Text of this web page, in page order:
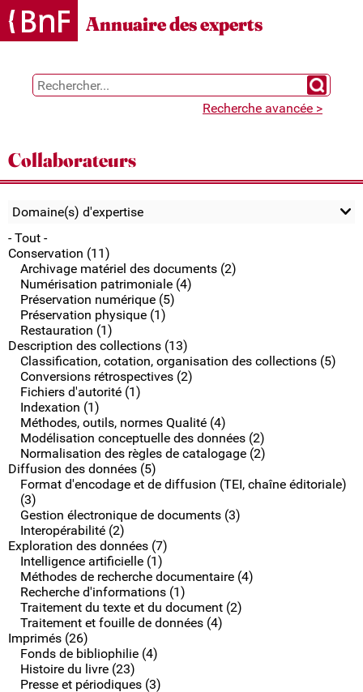
Gestion des cookies
Annuaire des experts
Chercher
Recherche avancée >
Collaborateurs
Domaine(s) d'expertise
- Tout -
Conservation (11)
Archivage matériel des documents (2)
Numérisation patrimoniale (4)
Préservation numérique (5)
Préservation physique (1)
Restauration (1)
Description des collections (13)
Classification, cotation, organisation des collections (5)
Conversions rétrospectives (2)
Fichiers d'autorité (1)
Indexation (1)
Méthodes, outils, normes Qualité (4)
Modélisation conceptuelle des données (2)
Normalisation des règles de catalogage (2)
Diffusion des données (5)
Format d'encodage et de diffusion (TEI, chaîne éditoriale)
(3)
Gestion électronique de documents (3)
Interopérabilité (2)
Exploration des données (7)
Intelligence artificielle (1)
Méthodes de recherche documentaire (4)
Recherche d'informations (1)
Traitement du texte et du document (2)
Traitement et fouille de données (4)
Imprimés (26)
Fonds de bibliophilie (4)
Histoire du livre (23)
Presse et périodiques (3)